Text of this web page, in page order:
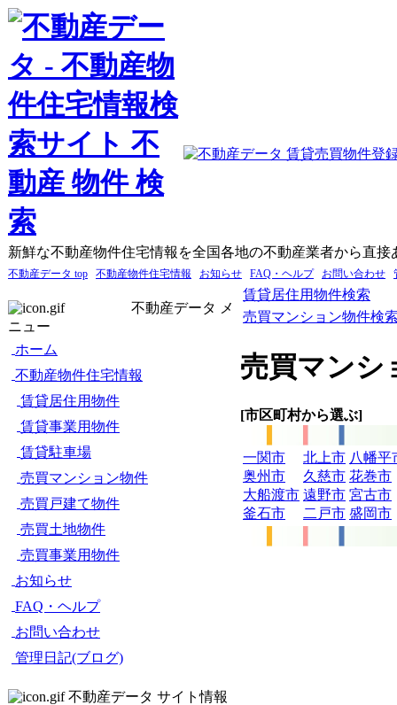
新鮮な不動産物件住宅情報を全国各地の不動産業者から直接
不動産データ top 不動産物件住宅情報 お知らせ FAQ・ヘルプ お問い合わせ
不動産データ メ
ニュー
ホーム
不動産物件住宅情報
賃貸居住用物件
賃貸事業用物件
賃貸駐車場
売買マンション物件
売買戸建て物件
売買土地物件
売買事業用物件
お知らせ
FAQ・ヘルプ
お問い合わせ
管理日記(ブログ)
不動産データ サイト情報
賃貸居住用物件検索
売買マンション物件検
売買マンシ
[市区町村から選ぶ]
一関市
奥州市
大船渡市
釜石市
北上市
久慈市
遠野市
二戸市
八幡平
花巻市
宮古市
盛岡市